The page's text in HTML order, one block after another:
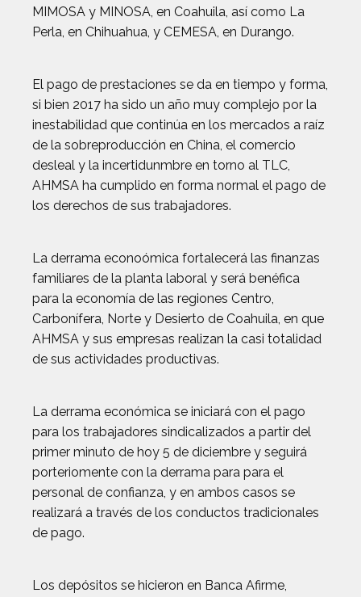
MIMOSA y MINOSA, en Coahuila, así como La
Perla, en Chihuahua, y CEMESA, en Durango.
El pago de prestaciones se da en tiempo y forma,
si bien 2017 ha sido un año muy complejo por la
inestabilidad que continúa en los mercados a raíz
de la sobreproducción en China, el comercio
desleal y la incertidunmbre en torno al TLC,
AHMSA ha cumplido en forma normal el pago de
los derechos de sus trabajadores.
La derrama econoómica fortalecerá las finanzas
familiares de la planta laboral y será benéfica
para la economía de las regiones Centro,
Carbonífera, Norte y Desierto de Coahuila, en que
AHMSA y sus empresas realizan la casi totalidad
de sus actividades productivas.
La derrama económica se iniciará con el pago
para los trabajadores sindicalizados a partir del
primer minuto de hoy 5 de diciembre y seguirá
porteriomente con la derrama para para el
personal de confianza, y en ambos casos se
realizará a través de los conductos tradicionales
de pago.
Los depósitos se hicieron en Banca Afirme,